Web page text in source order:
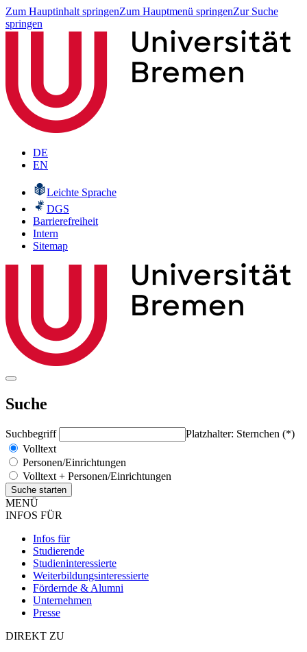
Zum Hauptinhalt springenZum Hauptmenü springenZur Suche
springen
DE
EN
Leichte Sprache
DGS
Barrierefreiheit
Intern
Sitemap
Suche
Suchbegriff
Platzhalter: Sternchen (*)
Volltext
Personen/Einrichtungen
Volltext + Personen/Einrichtungen
MENÜ
INFOS FÜR
Infos für
Studierende
Studieninteressierte
Weiterbildungsinteressierte
Fördernde & Alumni
Unternehmen
Presse
DIREKT ZU